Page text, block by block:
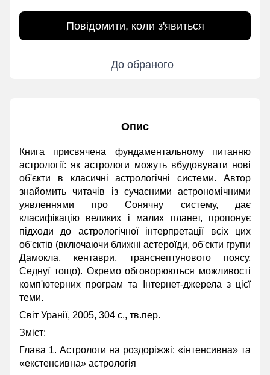
Повідомити, коли з'явиться
До обраного
Опис
Книга присвячена фундаментальному питанню
астрології: як астрологи можуть вбудовувати нові
об'єкти в класичні астрологічні системи. Автор
знайомить читачів із сучасними астрономічними
уявленнями про Сонячну систему, дає
класифікацію великих і малих планет, пропонує
підходи до астрологічної інтерпретації всіх цих
об'єктів (включаючи ближні астероїди, об'єкти групи
Дамокла, кентаври, транснептунового поясу,
Седнуї тощо). Окремо обговорюються можливості
комп'ютерних програм та Інтернет-джерела з цієї
теми.
Світ Уранії, 2005, 304 с., тв.пер.
Зміст:
Глава 1. Астрологи на роздоріжжі: «інтенсивна» та
«екстенсивна» астрологія